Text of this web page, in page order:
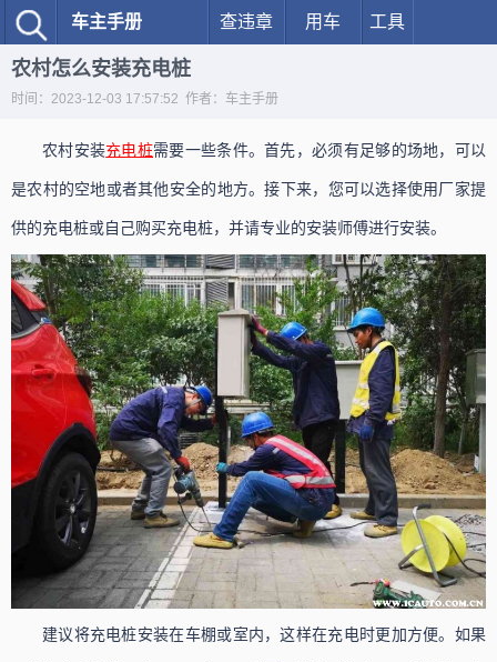
车主手册 查违章 用车 工具
农村怎么安装充电桩
时间：2023-12-03 17:57:52 作者：车主手册
农村安装充电桩需要一些条件。首先，必须有足够的场地，可以
是农村的空地或者其他安全的地方。接下来，您可以选择使用厂家提
供的充电桩或自己购买充电桩，并请专业的安装师傅进行安装。
建议将充电桩安装在车棚或室内，这样在充电时更加方便。如果